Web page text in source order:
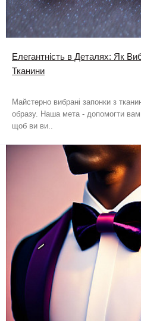
Елегантність в Деталях: Як
Тканини
Майстерно вибрані запонки з
образу. Наша мета - допомогти вам
щоб ви ви..